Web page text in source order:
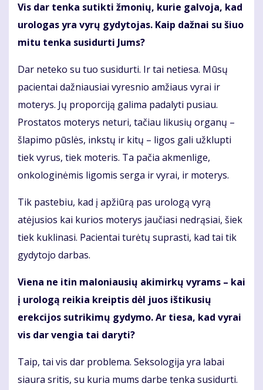
Vis dar tenka sutikti žmonių, kurie galvoja, kad
urologas yra vyrų gydytojas. Kaip dažnai su šiuo
mitu tenka susidurti Jums?
Dar neteko su tuo susidurti. Ir tai netiesa. Mūsų
pacientai dažniausiai vyresnio amžiaus vyrai ir
moterys. Jų proporciją galima padalyti pusiau.
Prostatos moterys neturi, tačiau likusių organų –
šlapimo pūslės, inkstų ir kitų – ligos gali užklupti
tiek vyrus, tiek moteris. Ta pačia akmenlige,
onkologinėmis ligomis serga ir vyrai, ir moterys.
Tik pastebiu, kad į apžiūrą pas urologą vyrą
atėjusios kai kurios moterys jaučiasi nedrąsiai, šiek
tiek kuklinasi. Pacientai turėtų suprasti, kad tai tik
gydytojo darbas.
Viena ne itin maloniausių akimirkų vyrams – kai
į urologą reikia kreiptis dėl juos ištikusių
erekcijos sutrikimų gydymo. Ar tiesa, kad vyrai
vis dar vengia tai daryti?
Taip, tai vis dar problema. Seksologija yra labai
siaura sritis, su kuria mums darbe tenka susidurti.